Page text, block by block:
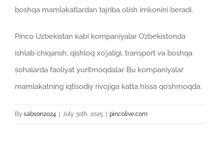
boshqa mamlakatlardan tajriba olish imkonini beradi.
Pinco Uzbekistan kabi kompaniyalar O’zbekistonda
ishlab chiqarish, qishloq xo’jaligi, transport va boshqa
sohalarda faoliyat yuritmoqdalar. Bu kompaniyalar
mamlakatning iqtisodiy rivojiga katta hissa qo’shmoqda.
By sabson2024 July 30th, 2025 pincolive.com